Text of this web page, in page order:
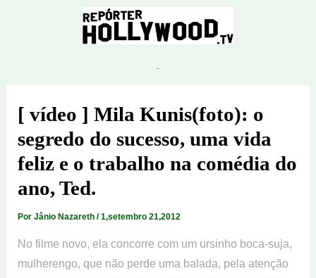
[ vídeo ] Mila Kunis(foto): o
segredo do sucesso, uma vida
feliz e o trabalho na comédia do
ano, Ted.
Por Jânio Nazareth /1,setembro 21,2012
No filme novo, ela concorre com um ursinho boca-suja,
mulherengo, que não perde uma balada, pela atenção